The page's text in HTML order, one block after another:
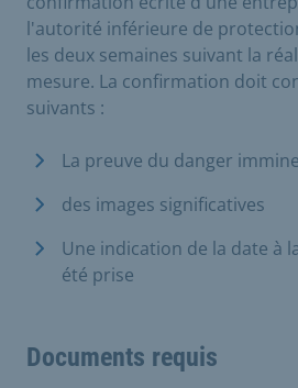
l'autorité inférieure de
les deux semaines suivant la
mesure. La confirmation doit
suivants :
La preuve du danger
des images significatives
Une indication de la date à
été prise
Documents requis